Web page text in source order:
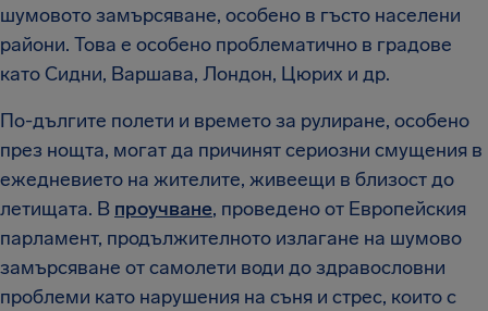
шумовото замърсяване, особено в гъсто населени
райони. Това е особено проблематично в градове
като Сидни, Варшава, Лондон, Цюрих и др.
По-дългите полети и времето за рулиране, особено
през нощта, могат да причинят сериозни смущения в
ежедневието на жителите, живеещи в близост до
летищата. В проучване, проведено от Европейския
парламент, продължителното излагане на шумово
замърсяване от самолети води до здравословни
проблеми като нарушения на съня и стрес, които с